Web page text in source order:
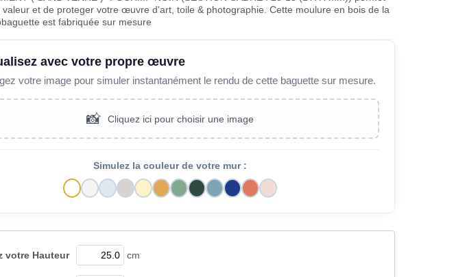
valeur et de proteger votre œuvre d'art, toile & photographie. Cette moulure en bois de la
est fabriquée sur mesure
avec votre propre œuvre
votre image pour simuler instantanément le rendu de cette baguette sur mesure.
📸 Cliquez ici pour choisir une image
Simulez la couleur de votre mur :
votre Hauteur cm